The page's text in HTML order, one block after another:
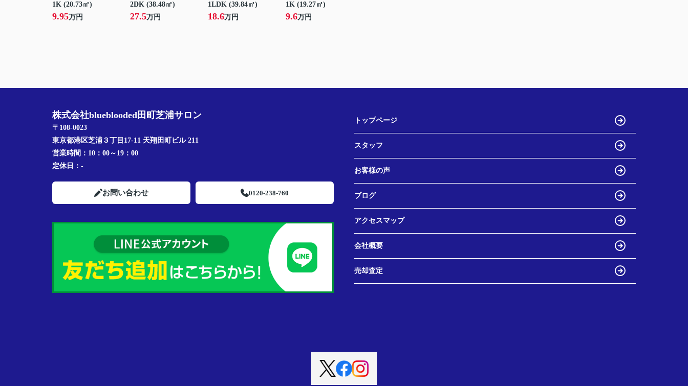
1K (20.73㎡)
9.95万円
2DK (38.48㎡)
27.5万円
1LDK (39.84㎡)
18.6万円
1K (19.27㎡)
9.6万円
株式会社blueblooded田町芝浦サロン
〒108-0023
東京都港区芝浦３丁目17-11 天翔田町ビル 211
営業時間： 10：00～19：00
定休日： -
お問い合わせ 0120-238-760
トップページ
スタッフ
お客様の声
ブログ
アクセスマップ
会社概要
売却査定